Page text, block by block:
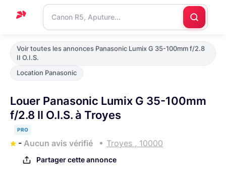
Accueil
Support
Blog
Nous
contacter
Voir toutes les annonces Panasonic Lumix G 35-100mm f/2.8
II O.I.S.
Location Panasonic
Louer Panasonic Lumix G 35-100mm
f/2.8 II O.I.S. à Troyes
PRO
- Aucun avis vérifié Troyes , 10000
Partager cette annonce